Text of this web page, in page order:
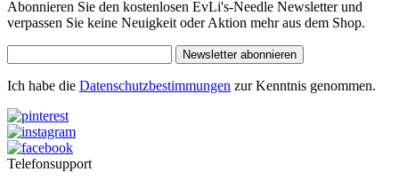
Abonnieren Sie den kostenlosen EvLi's-Needle Newsletter und
verpassen Sie keine Neuigkeit oder Aktion mehr aus dem Shop.
Newsletter abonnieren
Ich habe die Datenschutzbestimmungen zur Kenntnis genommen.
Telefonsupport